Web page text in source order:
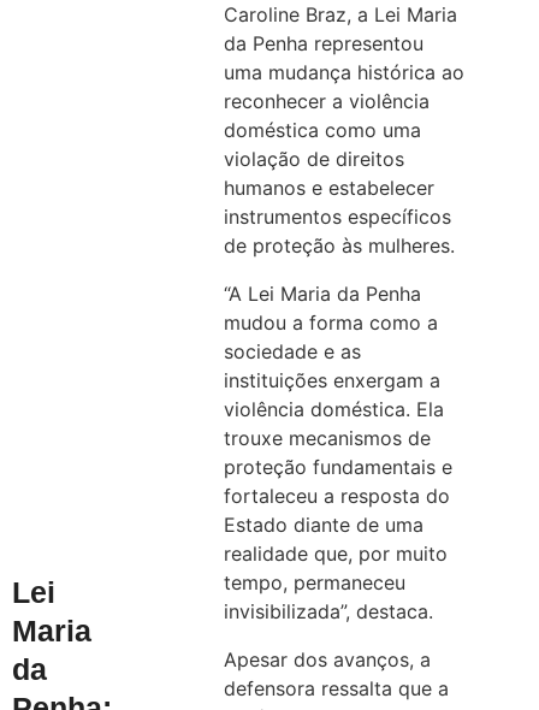
Lei
Maria
da
Caroline Braz, a Lei Maria
da Penha representou
uma mudança histórica ao
reconhecer a violência
doméstica como uma
violação de direitos
humanos e estabelecer
instrumentos específicos
de proteção às mulheres.
“A Lei Maria da Penha
mudou a forma como a
sociedade e as
instituições enxergam a
violência doméstica. Ela
trouxe mecanismos de
proteção fundamentais e
fortaleceu a resposta do
Estado diante de uma
realidade que, por muito
tempo, permaneceu
invisibilizada”, destaca.
Apesar dos avanços, a
defensora ressalta que a